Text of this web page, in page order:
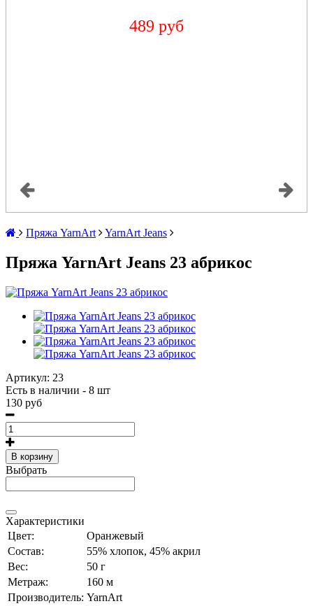
489 руб
Пряжа YarnArt YarnArt Jeans
Пряжа YarnArt Jeans 23 абрикос
Артикул: 23
Есть в наличии - 8 шт
130 руб
В корзину
Выбрать
Характеристики
Цвет:
Оранжевый
Состав:
55% хлопок, 45% акрил
Вес:
50 г
Метраж:
160 м
Производитель: YarnArt